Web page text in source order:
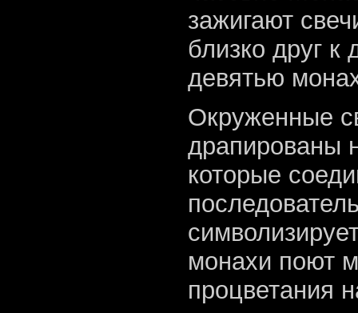
зажигают
близко друг к
девятью
Окруженные
драпированы
которые
монахи поют
процветания